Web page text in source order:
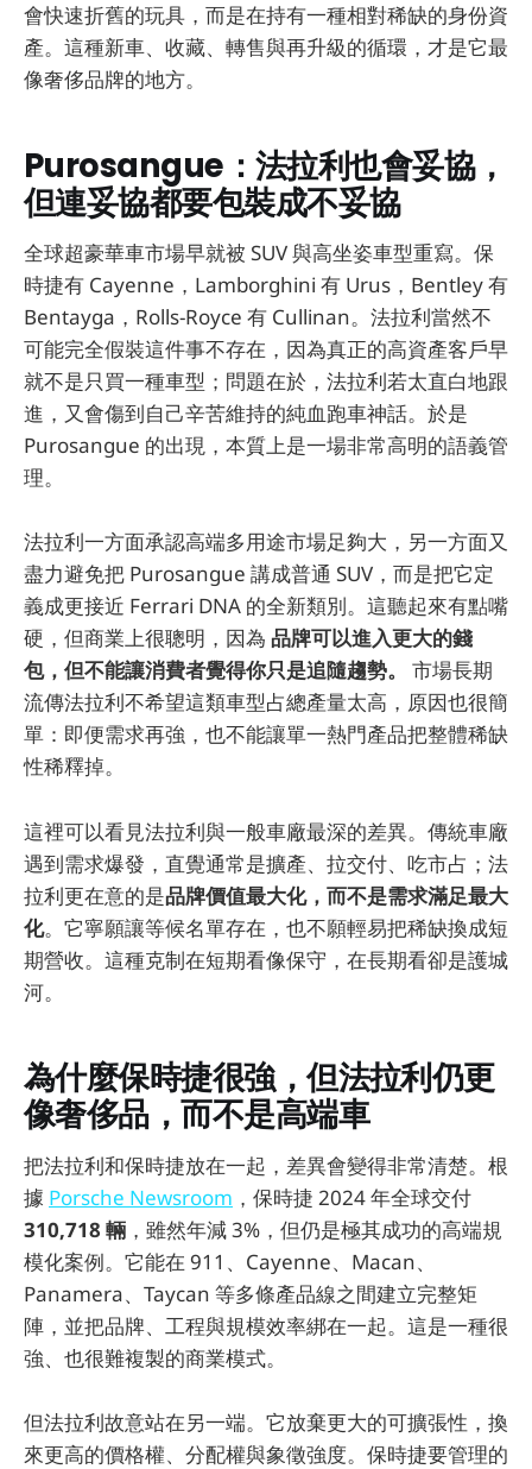
會快速折舊的玩具，而是在持有一種相對稀缺的身份資
產。這種新車、收藏、轉售與再升級的循環，才是它最
像奢侈品牌的地方。
Purosangue：法拉利也會妥協，
但連妥協都要包裝成不妥協
全球超豪華車市場早就被 SUV 與高坐姿車型重寫。保
時捷有 Cayenne，Lamborghini 有 Urus，Bentley 有
Bentayga，Rolls-Royce 有 Cullinan。法拉利當然不
可能完全假裝這件事不存在，因為真正的高資產客戶早
就不是只買一種車型；問題在於，法拉利若太直白地跟
進，又會傷到自己辛苦維持的純血跑車神話。於是
Purosangue 的出現，本質上是一場非常高明的語義管
理。
法拉利一方面承認高端多用途市場足夠大，另一方面又
盡力避免把 Purosangue 講成普通 SUV，而是把它定
義成更接近 Ferrari DNA 的全新類別。這聽起來有點嘴
硬，但商業上很聰明，因為 品牌可以進入更大的錢
包，但不能讓消費者覺得你只是追隨趨勢。
市場長期
流傳法拉利不希望這類車型占總產量太高，原因也很簡
單：即便需求再強，也不能讓單一熱門產品把整體稀缺
性稀釋掉。
這裡可以看見法拉利與一般車廠最深的差異。傳統車廠
遇到需求爆發，直覺通常是擴產、拉交付、吃市占；法
拉利更在意的是品牌價值最大化，而不是需求滿足最大
化。它寧願讓等候名單存在，也不願輕易把稀缺換成短
期營收。這種克制在短期看像保守，在長期看卻是護城
河。
為什麼保時捷很強，但法拉利仍更
像奢侈品，而不是高端車
把法拉利和保時捷放在一起，差異會變得非常清楚。根
據 Porsche Newsroom ，保時捷 2024 年全球交付
310,718 輛 ，雖然年減 3%，但仍是極其成功的高端規
模化案例。它能在 911、Cayenne、Macan、
Panamera、Taycan 等多條產品線之間建立完整矩
陣，並把品牌、工程與規模效率綁在一起。這是一種很
強、也很難複製的商業模式。
但法拉利故意站在另一端。它放棄更大的可擴張性，換
來更高的價格權、分配權與象徵強度。保時捷要管理的